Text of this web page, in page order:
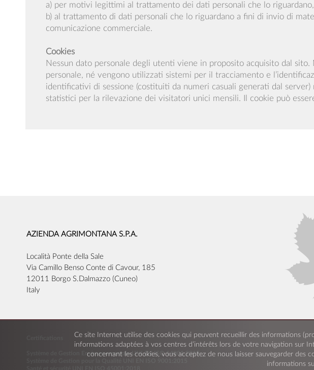
Ce site Internet utilise des cookies qui peuvent recueillir des informations
informations adaptées à vos centres d’intérêts lors de votre navigation sur
concernant les cookies, vous acceptez de nous laisser sauvegarder des
informations
a) per motivi legittimi al trattamento dei dati personali che lo
b) al trattamento di dati personali che lo riguardano a fini di invio di
comunicazione commerciale.
Cookies
Nessun dato personale degli utenti viene in proposito acquisito dal
personale, né vengono utilizzati sistemi per il tracciamento e
identificativi di sessione (costituiti da numeri casuali generati dal
statistici per la rilevazione dei visitatori unici mensili. Il cookie può
AZIENDA AGRIMONTANA S.P.A.
Località Ponte della Sale
Via Camillo Benso Conte di Cavour, 185
12011 Borgo S.Dalmazzo (Cuneo)
Italy
Système de Gestion Environnementale UNI EN ISO 14001:2015